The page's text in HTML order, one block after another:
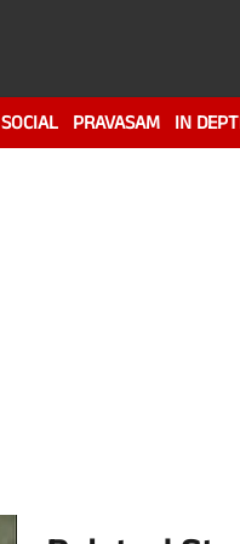
SOCIAL PRAVASAM IN